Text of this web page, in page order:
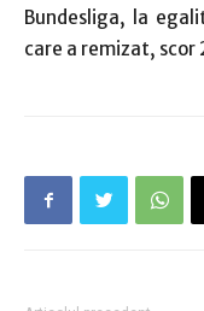
Bundesliga, la
care a remizat, scor